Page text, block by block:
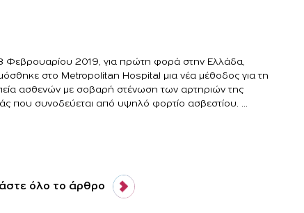
Φεβρουαρίου 2019, για πρώτη φορά στην Ελλάδα,
στο Metropolitan Hospital μια νέα μέθοδος για τη
ασθενών με σοβαρή στένωση των αρτηριών της
που συνοδεύεται από υψηλό φορτίο ασβεστίου. ...
όλο το άρθρο